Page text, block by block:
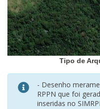
Rodovias
(IBGE)
Relevo
(IBGE)
Tipo de
- Desenho
RPPN que foi
inseridas no